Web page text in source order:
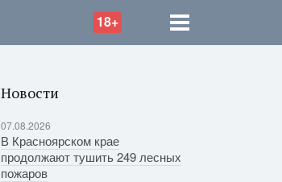
18+
Новости
07.08.2026
В Красноярском крае
продолжают тушить 249 лесных
пожаров